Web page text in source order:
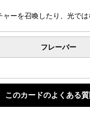
ーを召喚したり、光で
フレーバー
このカードのよくある質